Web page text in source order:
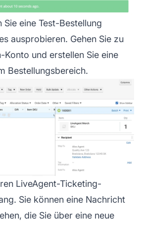
Sie eine Test-Bestellung
ausprobieren. Gehen Sie zu
Konto und erstellen Sie eine
Bestellungsbereich.
LiveAgent-Ticketing-
Sie können eine Nachricht
die Sie über eine neue